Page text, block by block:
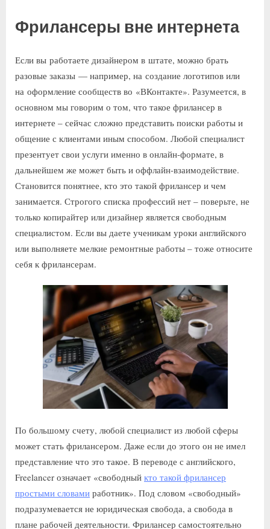
Фрилансеры вне интернета
Если вы работаете дизайнером в штате, можно брать
разовые заказы — например, на создание логотипов или
на оформление сообществ во «ВКонтакте». Разумеется, в
основном мы говорим о том, что такое фрилансер в
интернете – сейчас сложно представить поиски работы и
общение с клиентами иным способом. Любой специалист
презентует свои услуги именно в онлайн-формате, в
дальнейшем же может быть и оффлайн-взаимодействие.
Становится понятнее, кто это такой фрилансер и чем
занимается. Строгого списка профессий нет – поверьте, не
только копирайтер или дизайнер является свободным
специалистом. Если вы даете ученикам уроки английского
или выполняете мелкие ремонтные работы – тоже относите
себя к фрилансерам.
По большому счету, любой специалист из любой сферы
может стать фрилансером. Даже если до этого он не имел
представление что это такое. В переводе с английского,
Freelancer означает «свободный кто такой фрилансер
простыми словами работник». Под словом «свободный»
подразумевается не юридическая свобода, а свобода в
плане рабочей деятельности. Фрилансер самостоятельно